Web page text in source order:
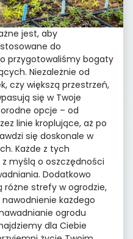
jest, aby
do
przygotowaliśmy bogaty
Niezależnie od
czy większą przestrzeń,
się w Twoje
opcje – od
linie kroplujące, aż po
się doskonale w
Każde z tych
myślą o oszczędności
Dodatkowo
strefy w ogrodzie,
każdego
ogrodu
dla Ciebie